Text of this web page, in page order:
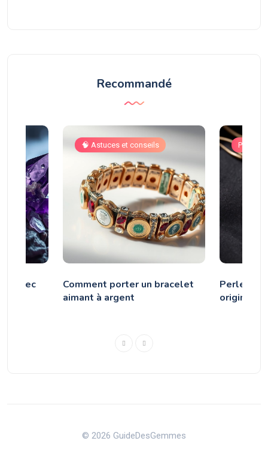
Recommandé
avec
🧠 Astuces et conseils
Comment porter un bracelet
aimant à argent
Perle
Perles
origine et
© 2026 GuideDesGemmes